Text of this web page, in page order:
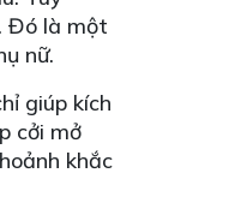
Đó là một
nữ.
giúp kích
cởi mở
khắc